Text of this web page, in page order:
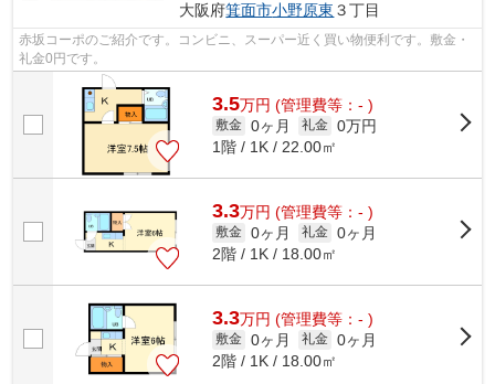
大阪府箕面市小野原東 ３丁目
赤坂コーポのご紹介です。コンビニ、スーパー近く買い物便利です。敷金・
礼金0円です。
3.5万円 (管理費等：- )
敷金 0ヶ月 礼金 0万円
1階 / 1K / 22.00㎡
3.3万円 (管理費等：- )
敷金 0ヶ月 礼金 0ヶ月
2階 / 1K / 18.00㎡
3.3万円 (管理費等：- )
敷金 0ヶ月 礼金 0ヶ月
2階 / 1K / 18.00㎡